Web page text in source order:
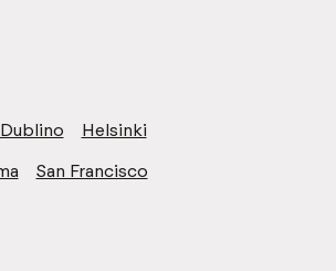
Dublino
Helsinki
San Francisco